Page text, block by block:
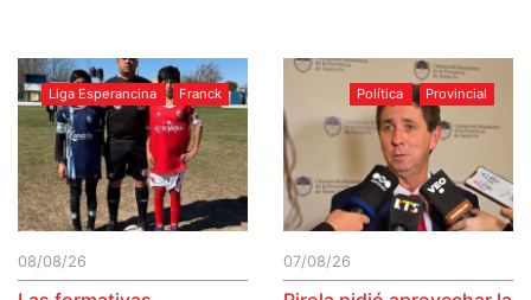
Liga Esperancina Franck
08/08/26
Política Provincial
07/08/26